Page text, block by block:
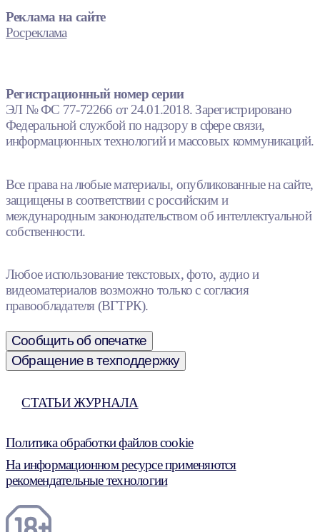
Реклама на сайте
Росреклама
Регистрационный номер серии
ЭЛ № ФС 77-72266 от 24.01.2018. Зарегистрировано
Федеральной службой по надзору в сфере связи,
информационных технологий и массовых коммуникаций.
Все права на любые материалы, опубликованные на сайте,
защищены в соответствии с российским и
международным законодательством об интеллектуальной
собственности.
Любое использование текстовых, фото, аудио и
видеоматериалов возможно только с согласия
правообладателя (ВГТРК).
Сообщить об опечатке
Обращение в техподдержку
СТАТЬИ ЖУРНАЛА
Политика обработки файлов cookie
На информационном ресурсе применяются
рекомендательные технологии